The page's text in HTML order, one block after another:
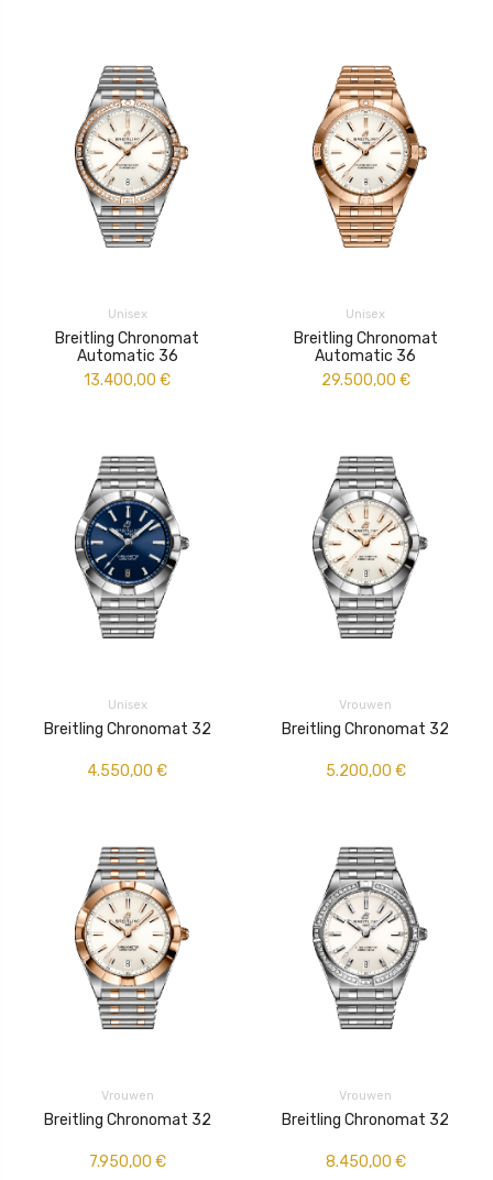
Unisex
Breitling Chronomat
Automatic 36
13.400,00 €
Unisex
Breitling Chronomat
Automatic 36
29.500,00 €
Unisex
Breitling Chronomat 32
4.550,00 €
Vrouwen
Breitling Chronomat 32
5.200,00 €
Vrouwen
Breitling Chronomat 32
7.950,00 €
Vrouwen
Breitling Chronomat 32
8.450,00 €